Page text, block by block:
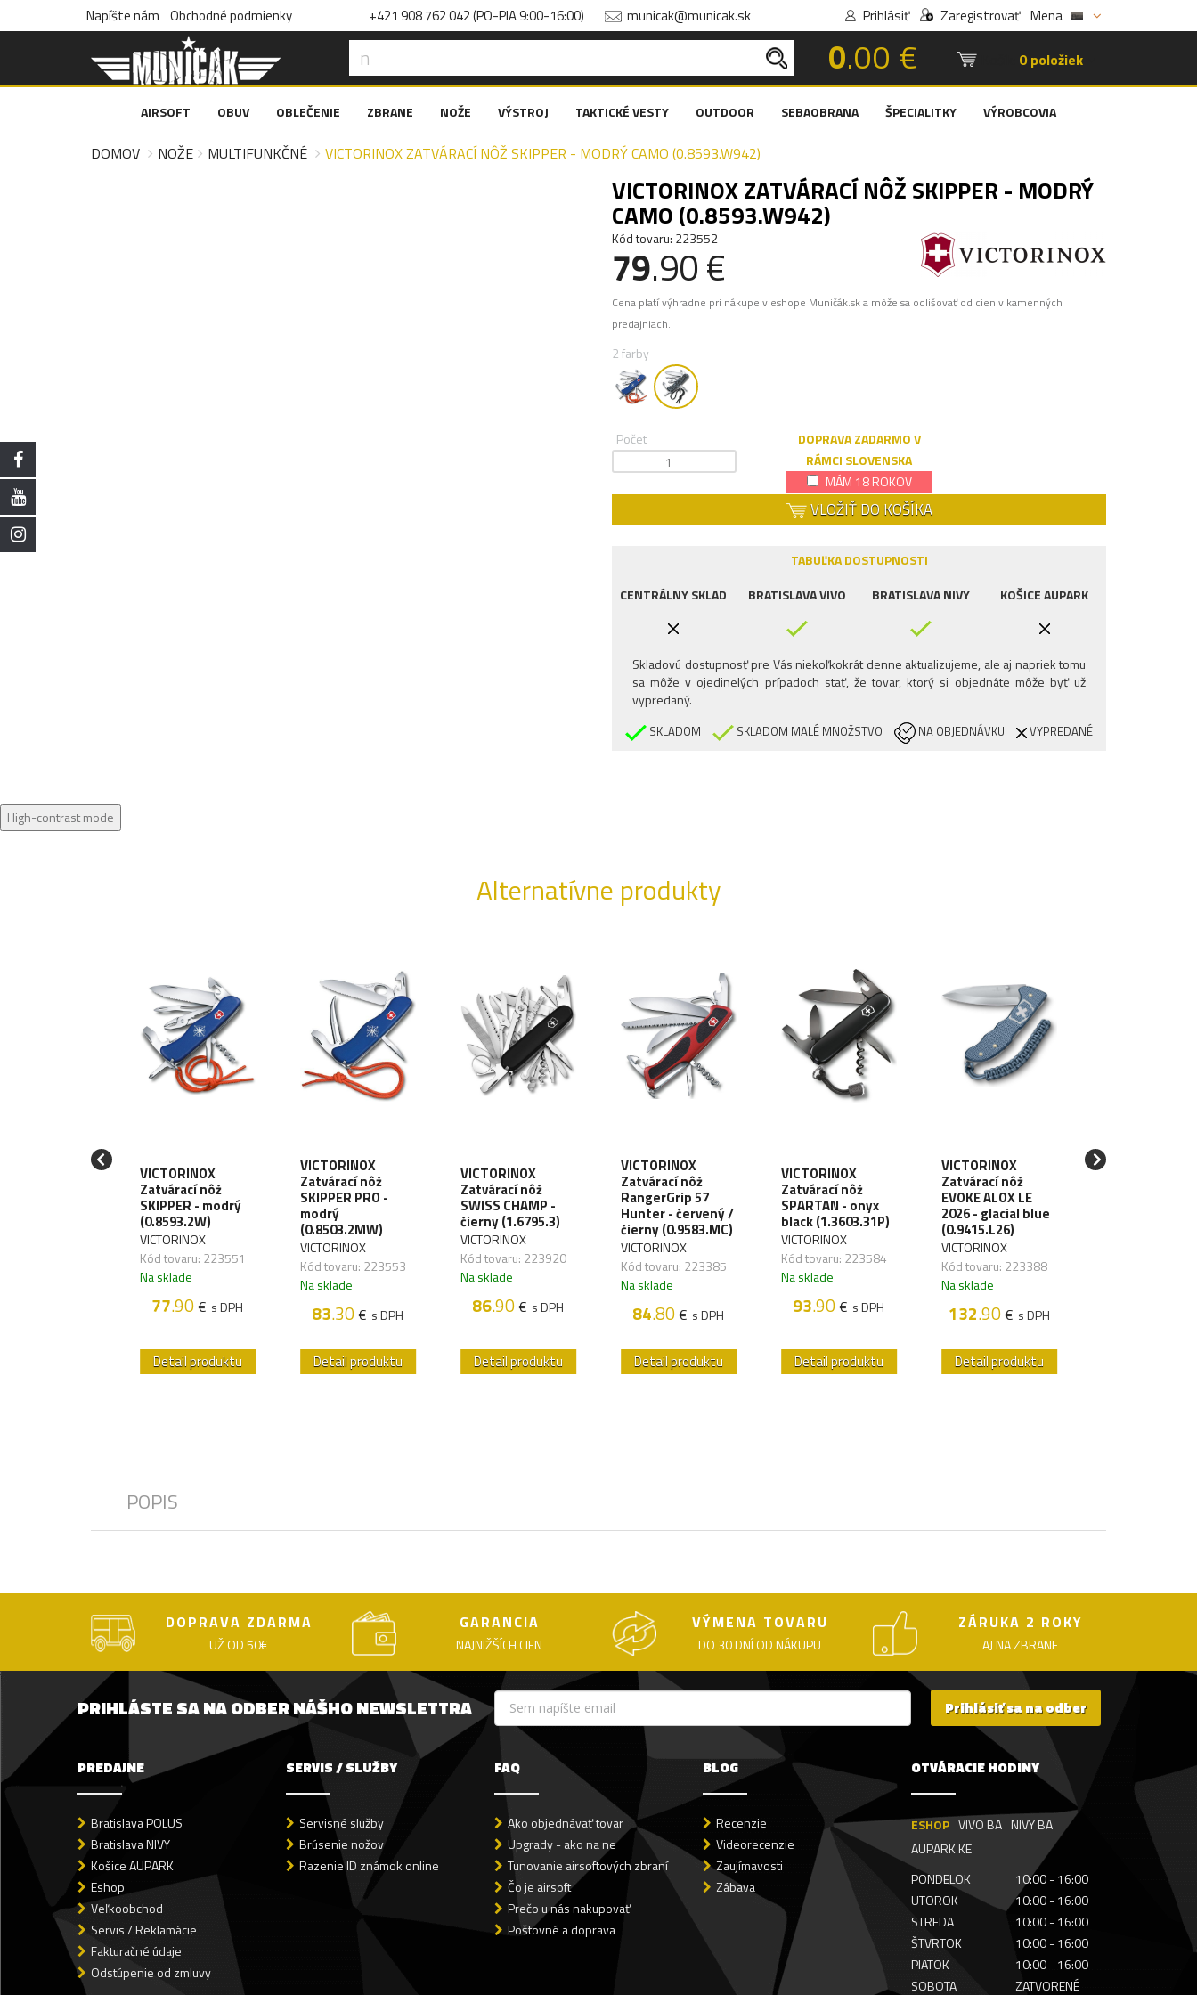
Napíšte nám Obchodné podmienky +421 908 762 042 (PO-PIA 9:00-16:00) municak@municak.sk Prihlásiť Zaregistrovať Mena
0.00 € 0 položiek
AIRSOFT OBUV OBLEČENIE ZBRANE NOŽE VÝSTROJ TAKTICKÉ VESTY OUTDOOR SEBAOBRANA ŠPECIALITKY VÝROBCOVIA
DOMOV NOŽE MULTIFUNKČNÉ VICTORINOX ZATVÁRACÍ NÔŽ SKIPPER - MODRÝ CAMO (0.8593.W942)
VICTORINOX ZATVÁRACÍ NÔŽ SKIPPER - MODRÝ
CAMO (0.8593.W942)
Kód tovaru: 223552
79.90 €
Cena platí výhradne pri nákupe v eshope Muničák.sk a môže sa odlišovať od cien v kamenných
predajniach.
2 farby
Počet
DOPRAVA ZADARMO V
RÁMCI SLOVENSKA
MÁM 18 ROKOV
VLOŽIŤ DO KOŠÍKA
TABUĽKA DOSTUPNOSTI
CENTRÁLNY SKLAD
BRATISLAVA VIVO BRATISLAVA NIVY KOŠICE AUPARK
Skladovú dostupnosť pre Vás niekoľkokrát denne aktualizujeme, ale aj napriek tomu
sa môže v ojedinelých prípadoch stať, že tovar, ktorý si objednáte môže byť už
vypredaný.
SKLADOM SKLADOM MALÉ MNOŽSTVO NA OBJEDNÁVKU VYPREDANÉ
High-contrast mode
Alternatívne produkty
VICTORINOX
Zatvárací nôž
SKIPPER - modrý
(0.8593.2W)
VICTORINOX
Kód tovaru: 223551
Na sklade
77.90€ s DPH
Detail produktu
VICTORINOX
Zatvárací nôž
SKIPPER PRO -
modrý
(0.8503.2MW)
VICTORINOX
Kód tovaru: 223553
Na sklade
83.30€ s DPH
Detail produktu
VICTORINOX
Zatvárací nôž
SWISS CHAMP -
čierny (1.6795.3)
VICTORINOX
Kód tovaru: 223920
Na sklade
86.90€ s DPH
Detail produktu
VICTORINOX
Zatvárací nôž
RangerGrip 57
Hunter - červený /
čierny (0.9583.MC)
VICTORINOX
Kód tovaru: 223385
Na sklade
84.80€ s DPH
Detail produktu
VICTORINOX
Zatvárací nôž
SPARTAN - onyx
black (1.3603.31P)
VICTORINOX
Kód tovaru: 223584
Na sklade
93.90€ s DPH
Detail produktu
VICTORINOX
Zatvárací nôž
EVOKE ALOX LE
2026 - glacial blue
(0.9415.L26)
VICTORINOX
Kód tovaru: 223388
Na sklade
132.90€ s DPH
Detail produktu
VICTORINOX
POPIS
DOPRAVA ZDARMA
UŽ OD 50€
GARANCIA
NAJNIŽŠÍCH CIEN
VÝMENA TOVARU
DO 30 DNÍ OD NÁKUPU
ZÁRUKA 2 ROKY
AJ NA ZBRANE
PRIHLÁSTE SA NA ODBER NÁŠHO NEWSLETTRA Prihlásiť sa na odber
PREDAJNE
Bratislava POLUS
Bratislava NIVY
Košice AUPARK
Eshop
Veľkoobchod
Servis / Reklamácie
Fakturačné údaje
Odstúpenie od zmluvy
SERVIS / SLUŽBY
Servisné služby
Brúsenie nožov
Razenie ID známok online
FAQ
Ako objednávať tovar
Upgrady - ako na ne
Tunovanie airsoftových zbraní
Čo je airsoft
Prečo u nás nakupovať
Poštovné a doprava
BLOG
Recenzie
Videorecenzie
Zaujímavosti
Zábava
OTVÁRACIE HODINY
ESHOP VIVO BA NIVY BA
AUPARK KE
PONDELOK
10:00 - 16:00
UTOROK
10:00 - 16:00
STREDA
10:00 - 16:00
ŠTVRTOK
10:00 - 16:00
PIATOK
10:00 - 16:00
SOBOTA
ZATVORENÉ